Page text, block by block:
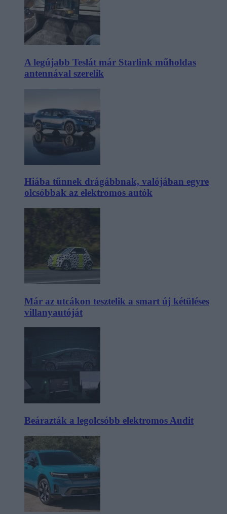
A legújabb Teslát már Starlink műholdas
antennával szerelik
Hiába tűnnek drágábbnak, valójában egyre
olcsóbbak az elektromos autók
Már az utcákon tesztelik a smart új kétüléses
villanyautóját
Beárazták a legolcsóbb elektromos Audit